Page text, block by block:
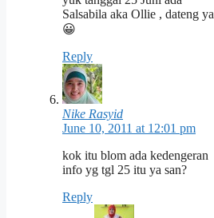
Salsabila aka Ollie , dateng ya
😀
Reply
Nike Rasyid
June 10, 2011 at 12:01 pm
kok itu blom ada kedengeran
info yg tgl 25 itu ya san?
Reply